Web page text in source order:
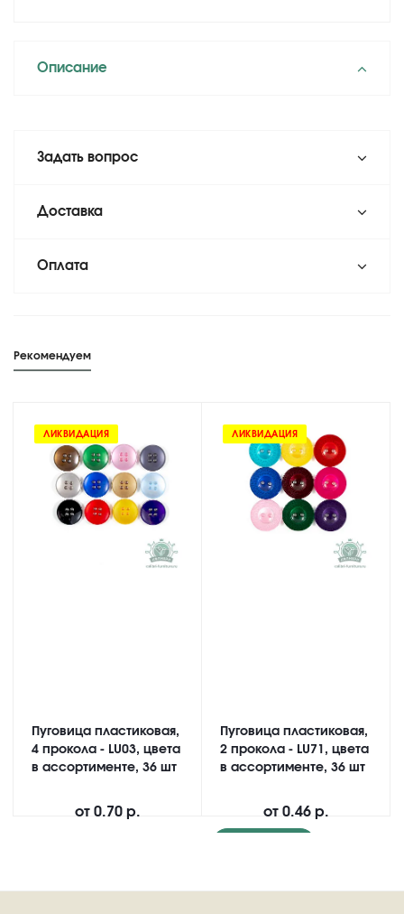
Описание
Задать вопрос
Доставка
Оплата
Рекомендуем
ЛИКВИДАЦИЯ
Пуговица пластиковая,
4 прокола - LU03, цвета
в ассортименте, 36 шт
от 0.70 р.
ЛИКВИДАЦИЯ
Пуговица пластиковая,
2 прокола - LU71, цвета
в ассортименте, 36 шт
от 0.46 р.